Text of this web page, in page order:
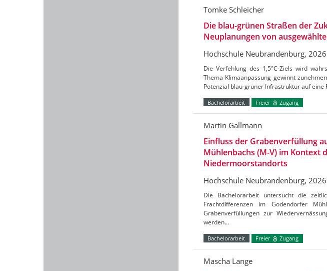
Tomke Schleicher
Die blau-grünen Straßen der
Neuplanungen von
Hochschule Neubrandenburg, 2026
Die Verfehlung des 1,5°C-Ziels wird
Thema Klimaanpassung gewinnt
Potenzial blau-grüner Infrastruktur auf
Bachelorarbeit Freier Zugang
Martin Gallmann
Einfluss der Grabenverfüllung
Mühlenbachs (M-V) im Kontext
Niedermoorstandorts
Hochschule Neubrandenburg, 2026
Die Bachelorarbeit untersucht die
Frachtdifferenzen im Godendorfer
Grabenverfüllungen zur
werden…
Bachelorarbeit Freier Zugang
Mascha Lange